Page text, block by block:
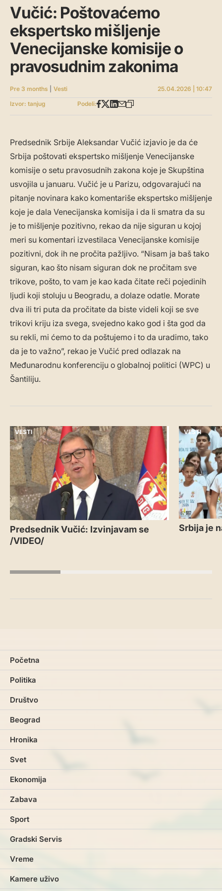
Vučić: Poštovaćemo
ekspertsko mišljenje
Venecijanske komisije o
pravosudnim zakonima
Pre 3 months Vesti
25.04.2026 | 10:47
Izvor: tanjug
Podeli:
Predsednik Srbije Aleksandar Vučić izjavio je da će
Srbija poštovati ekspertsko mišljenje Venecijanske
komisije o setu pravosudnih zakona koje je Skupština
usvojila u januaru. Vučić je u Parizu, odgovarajući na
pitanje novinara kako komentariše ekspertsko mišljenje
koje je dala Venecijanska komisija i da li smatra da su
je to mišljenje pozitivno, rekao da nije siguran u kojoj
meri su komentari izvestilaca Venecijanske komisije
pozitivni, dok ih ne pročita pažljivo. “Nisam ja baš tako
siguran, kao što nisam siguran dok ne pročitam sve
trikove, pošto, to vam je kao kada čitate reči pojedinih
ljudi koji stoluju u Beogradu, a dolaze odatle. Morate
dva ili tri puta da pročitate da biste videli koji se sve
trikovi kriju iza svega, svejedno kako god i šta god da
su rekli, mi ćemo to da poštujemo i to da uradimo, tako
da je to važno”, rekao je Vučić pred odlazak na
Međunarodnu konferenciju o globalnoj politici (WPC) u
Šantiliju.
VESTI
Predsednik Vučić: Izvinjavam se
/VIDEO/
VESTI
Srbija je
Početna
Politika
Društvo
Beograd
Hronika
Svet
Ekonomija
Zabava
Sport
Gradski Servis
Vreme
Kamere uživo